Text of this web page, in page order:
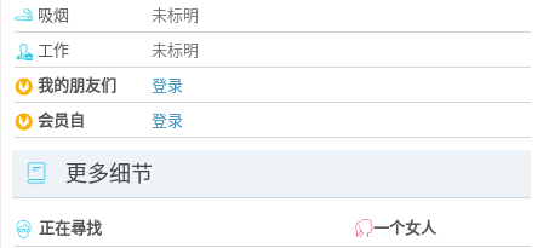
吸烟
未标明
工作
未标明
我的朋友们
登录
会员自
登录
更多细节
正在尋找
一个女人